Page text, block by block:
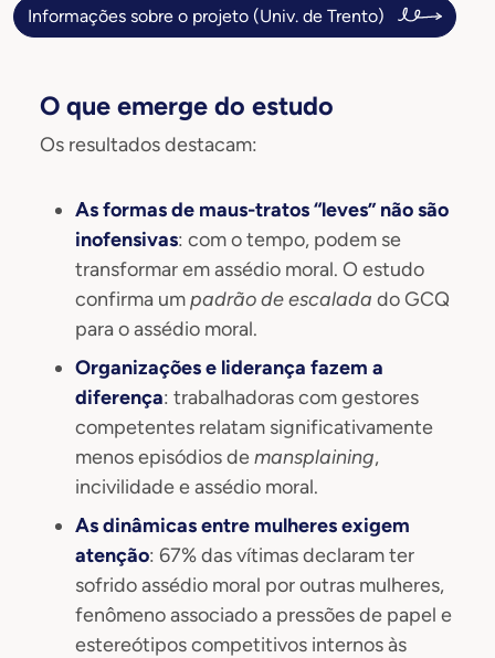
Informações sobre o projeto (Univ. de Trento)
O que emerge do estudo
Os resultados destacam:
As formas de maus-tratos “leves” não são
inofensivas: com o tempo, podem se
transformar em assédio moral. O estudo
confirma umpadrão de escalada do GCQ
para o assédio moral.
Organizações e liderança fazem a
diferença: trabalhadoras com gestores
competentes relatam significativamente
menos episódios demansplaining,
incivilidade e assédio moral.
As dinâmicas entre mulheres exigem
atenção: 67% das vítimas declaram ter
sofrido assédio moral por outras mulheres,
fenômeno associado a pressões de papel e
estereótipos competitivos internos às